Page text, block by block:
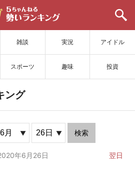
雑談 実況 アイドル
スポーツ 趣味 投資
サイトを更新
ング
検索
年6月26日 翌日